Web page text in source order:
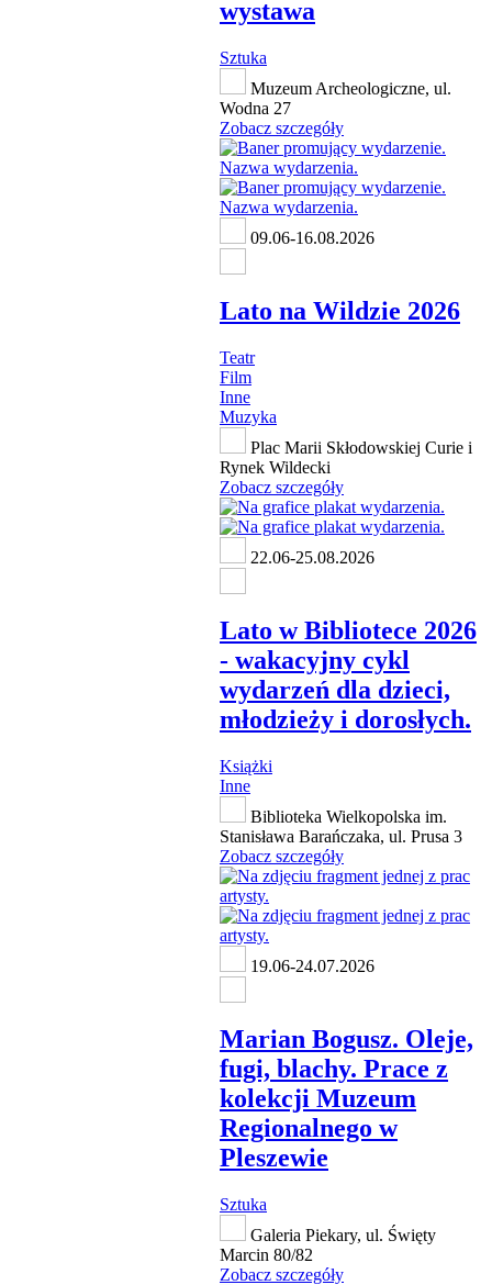
wystawa
Sztuka
Muzeum Archeologiczne, ul.
Wodna 27
Zobacz szczegóły
09.06-16.08.2026
Lato na Wildzie 2026
Teatr
Film
Inne
Muzyka
Plac Marii Skłodowskiej Curie i
Rynek Wildecki
Zobacz szczegóły
22.06-25.08.2026
Lato w Bibliotece 2026
- wakacyjny cykl
wydarzeń dla dzieci,
młodzieży i dorosłych.
Książki
Inne
Biblioteka Wielkopolska im.
Stanisława Barańczaka, ul. Prusa 3
Zobacz szczegóły
19.06-24.07.2026
Marian Bogusz. Oleje,
fugi, blachy. Prace z
kolekcji Muzeum
Regionalnego w
Pleszewie
Sztuka
Galeria Piekary, ul. Święty
Marcin 80/82
Zobacz szczegóły